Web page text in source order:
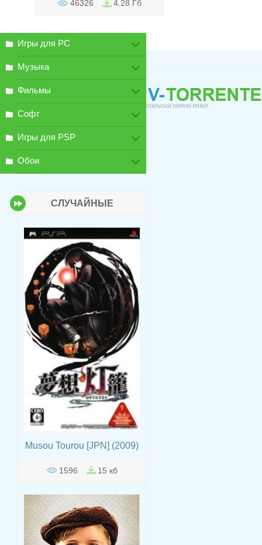
46326 4.28 Гб
Игры для PC
Музыка
Фильмы
Софт
Игры для PSP
Обои
СЛУЧАЙНЫЕ
Musou Tourou [JPN] (2009)
1596 15 кб